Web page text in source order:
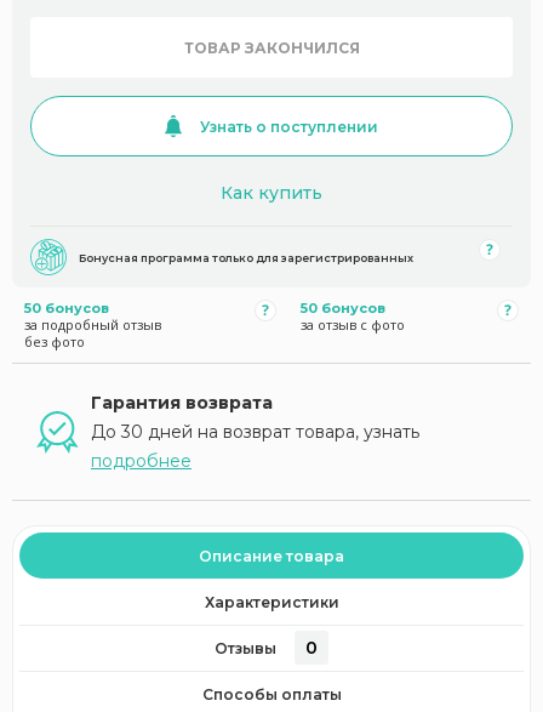
ТОВАР ЗАКОНЧИЛСЯ
Узнать о поступлении
Как купить
Бонусная программа только для зарегистрированных
50 бонусов
за подробный отзыв
без фото
50 бонусов
за отзыв с фото
Гарантия возврата
До 30 дней на возврат товара, узнать
подробнее
Описание товара
Характеристики
Отзывы 0
Способы оплаты